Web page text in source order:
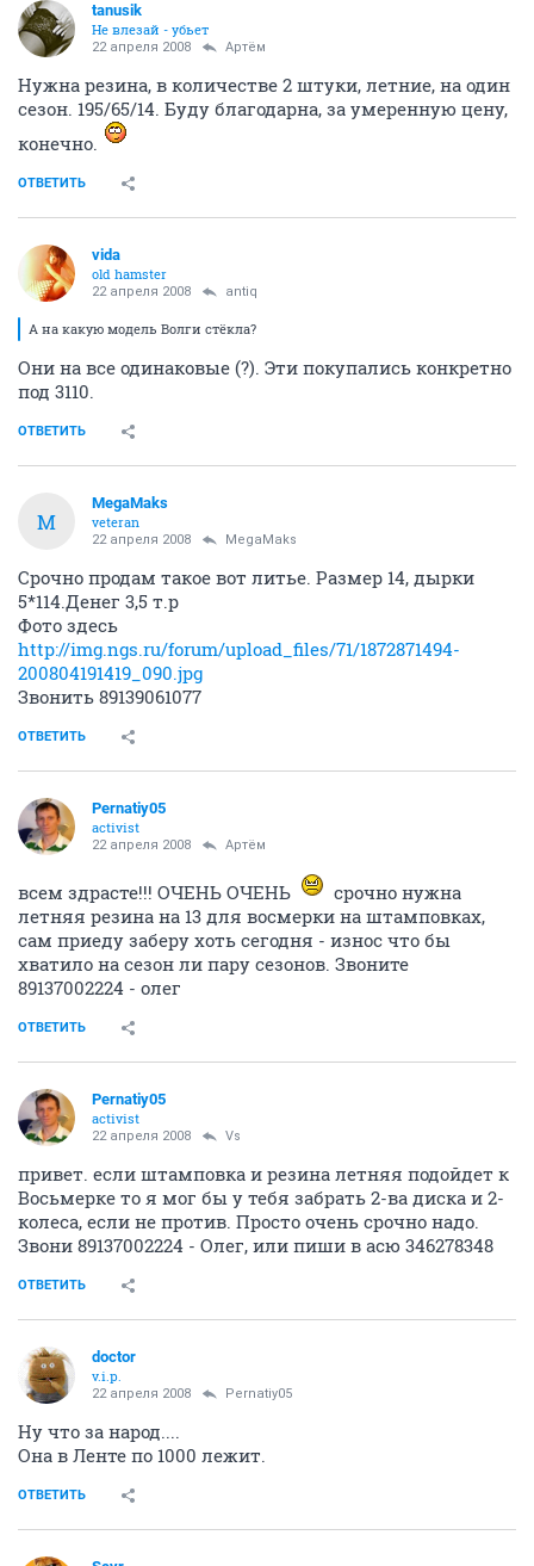
tanusik
Не влезай - убьет
22 апреля 2008 Артём
Нужна резина, в количестве 2 штуки, летние, на один
сезон. 195/65/14. Буду благодарна, за умеренную цену,
конечно.
ОТВЕТИТЬ
vida
old hamster
22 апреля 2008 antiq
А на какую модель Волги стёкла?
Они на все одинаковые (?). Эти покупались конкретно
под 3110.
ОТВЕТИТЬ
M
MegaMaks
veteran
22 апреля 2008 MegaMaks
Срочно продам такое вот литье. Размер 14, дырки
5*114.Денег 3,5 т.р
Фото здесь
http://img.ngs.ru/forum/upload_files/71/1872871494-
200804191419_090.jpg
Звонить 89139061077
ОТВЕТИТЬ
Pernatiy05
activist
22 апреля 2008 Артём
всем здрасте!!! ОЧЕНЬ ОЧЕНЬ
срочно нужна
летняя резина на 13 для восмерки на штамповках,
сам приеду заберу хоть сегодня - износ что бы
хватило на сезон ли пару сезонов. Звоните
89137002224 - олег
ОТВЕТИТЬ
Pernatiy05
activist
22 апреля 2008 Vs
привет. если штамповка и резина летняя подойдет к
Восьмерке то я мог бы у тебя забрать 2-ва диска и 2-
колеса, если не против. Просто очень срочно надо.
Звони 89137002224 - Олег, или пиши в асю 346278348
ОТВЕТИТЬ
doctor
v.i.p.
22 апреля 2008 Pernatiy05
Ну что за народ....
Она в Ленте по 1000 лежит.
ОТВЕТИТЬ